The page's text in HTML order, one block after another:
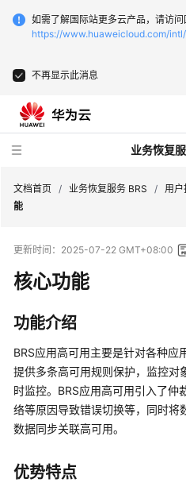
如需了解国际站更多云产品，请访问
https://www.huaweicloud.com/intl/
不再显示此消息
业务恢复
新
动
态
服
务
公
告
产
品
绍
文档首页 / 业务恢复服务 BRS / 用户
能
更新时间： 2025-07-22 GMT+08:00
核心功能
功能介绍
BRS应用高可用主要是针对各种应
提供多条高可用规则保护，监控对
时监控。BRS应用高可用引入了仲
络等原因导致错误切换等，同时将
数据同步关联高可用。
优势特点